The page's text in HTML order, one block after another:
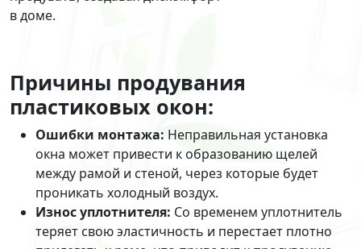
в доме.
Причины продувания
пластиковых окон:
Ошибки монтажа: Неправильная установка
окна может привести к образованию щелей
между рамой и стеной, через которые будет
проникать холодный воздух.
Износ уплотнителя: Со временем уплотнитель
теряет свою эластичность и перестает плотно